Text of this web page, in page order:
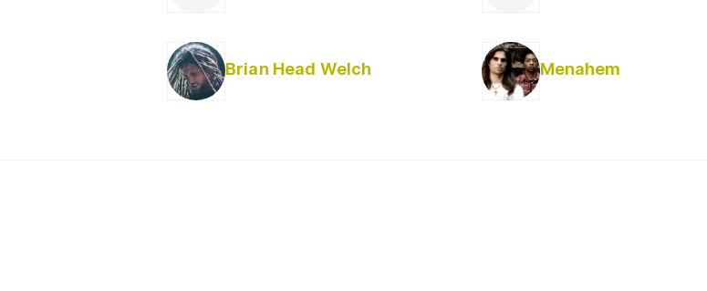
Brian Head Welch Menahem